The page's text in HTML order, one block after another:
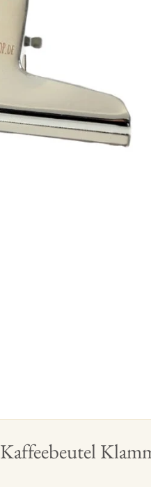
Kaffeebeutel